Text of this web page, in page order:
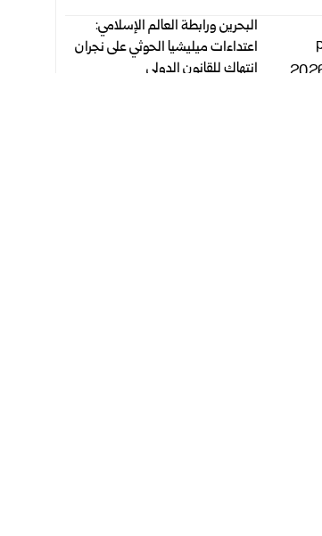
البحرين ورابطة العالم الإسلامي:
اعتداءات ميليشيا الحوثي على نجران
انتهاك‏ للقانون الدولي